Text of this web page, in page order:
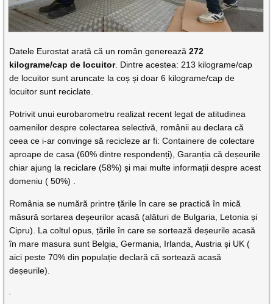
Datele Eurostat arată că un român generează272
kilograme/cap de locuitor. Dintre acestea: 213 kilograme/cap
de locuitor sunt aruncate la coș și doar 6 kilograme/cap de
locuitor sunt reciclate.
Potrivit unui eurobarometru realizat recent legat de atitudinea
oamenilor despre colectarea selectivă, românii au declara că
ceea ce i-ar convinge să recicleze ar fi: Containere de colectare
aproape de casa (60% dintre respondenți), Garanția că deșeurile
chiar ajung la reciclare (58%) și mai multe informații despre acest
domeniu ( 50%) .
România se numără printre țările în care se practică în mică
măsură sortarea deșeurilor acasă (alături de Bulgaria, Letonia și
Cipru). La coltul opus, țările în care se sortează deșeurile acasă
în mare masura sunt Belgia, Germania, Irlanda, Austria și UK (
aici peste 70% din populație declară că sortează acasă
deșeurile).